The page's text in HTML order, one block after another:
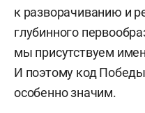
к разворачиванию и
глубинного
мы присутствуем
И поэтому код
особенно значим.